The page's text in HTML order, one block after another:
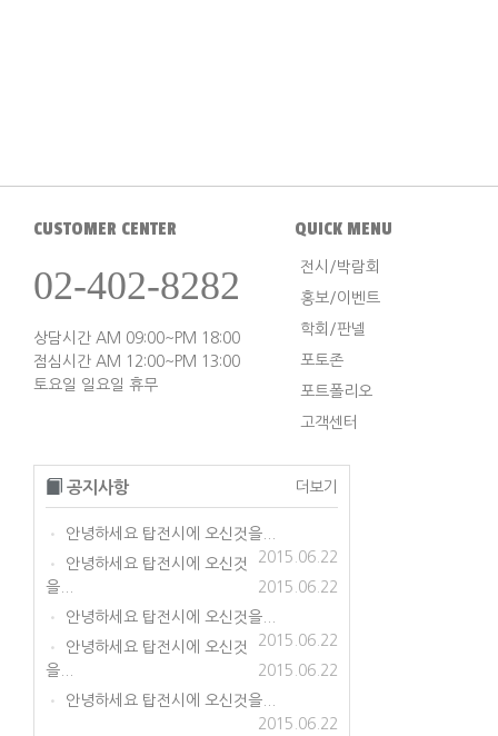
CUSTOMER CENTER
02-402-8282
상담시간 AM 09:00~PM 18:00
점심시간 AM 12:00~PM 13:00
토요일 일요일 휴무
QUICK MENU
전시/박람회
홍보/이벤트
학회/판넬
포토존
포트폴리오
고객센터
공지사항 더보기
•
안녕하세요 탑전시에 오신것을...
2015.06.22
•
안녕하세요 탑전시에 오신것
을...
2015.06.22
•
안녕하세요 탑전시에 오신것을...
2015.06.22
•
안녕하세요 탑전시에 오신것
을...
2015.06.22
•
안녕하세요 탑전시에 오신것을...
2015.06.22